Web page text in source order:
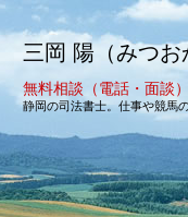
三岡 陽（みつ
無料相談（電話・面談
静岡の司法書士。仕事や競馬